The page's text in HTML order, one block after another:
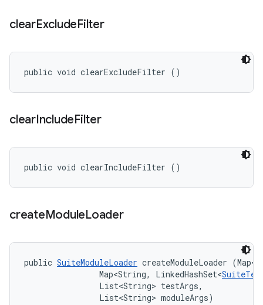
clearExcludeFilter
public void clearExcludeFilter ()
clearIncludeFilter
public void clearIncludeFilter ()
createModuleLoader
public SuiteModuleLoader createModuleLoader
                Map<String, LinkedHashSet<
                List<String> testArgs,
                List<String> moduleArgs)